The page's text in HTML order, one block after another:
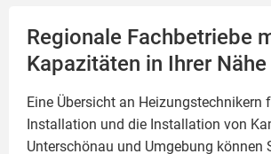
Regionale Fachbetriebe
Kapazitäten in Ihrer
Eine Übersicht an Heizungstechnikern
Installation und die Installation von
Unterschönau und Umgebung können